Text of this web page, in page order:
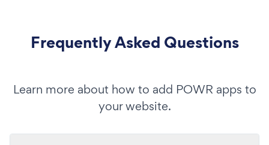
Frequently Asked Questions
Learn more about how to add POWR apps to
your website.